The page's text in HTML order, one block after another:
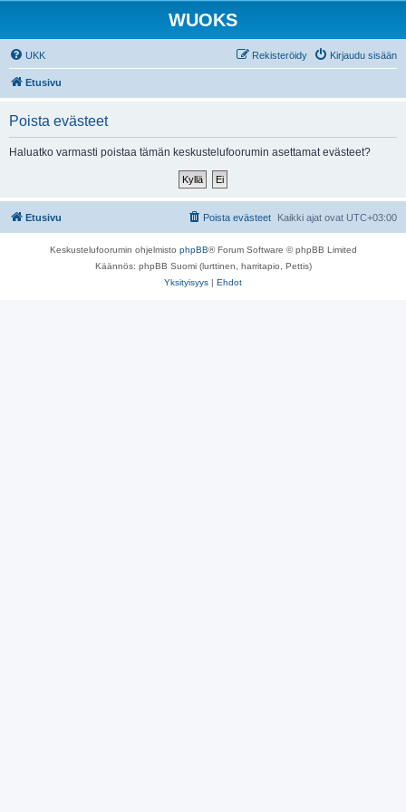
WUOKS
UKK Kirjaudu sisään
Rekisteröidy
Etusivu
Poista evästeet
Haluatko varmasti poistaa tämän keskustelufoorumin asettamat evästeet?
Etusivu Kaikki ajat ovat UTC+03:00
Poista evästeet
Keskustelufoorumin ohjelmisto phpBB® Forum Software © phpBB Limited
Käännös: phpBB Suomi (lurttinen, harritapio, Pettis)
Yksityisyys | Ehdot